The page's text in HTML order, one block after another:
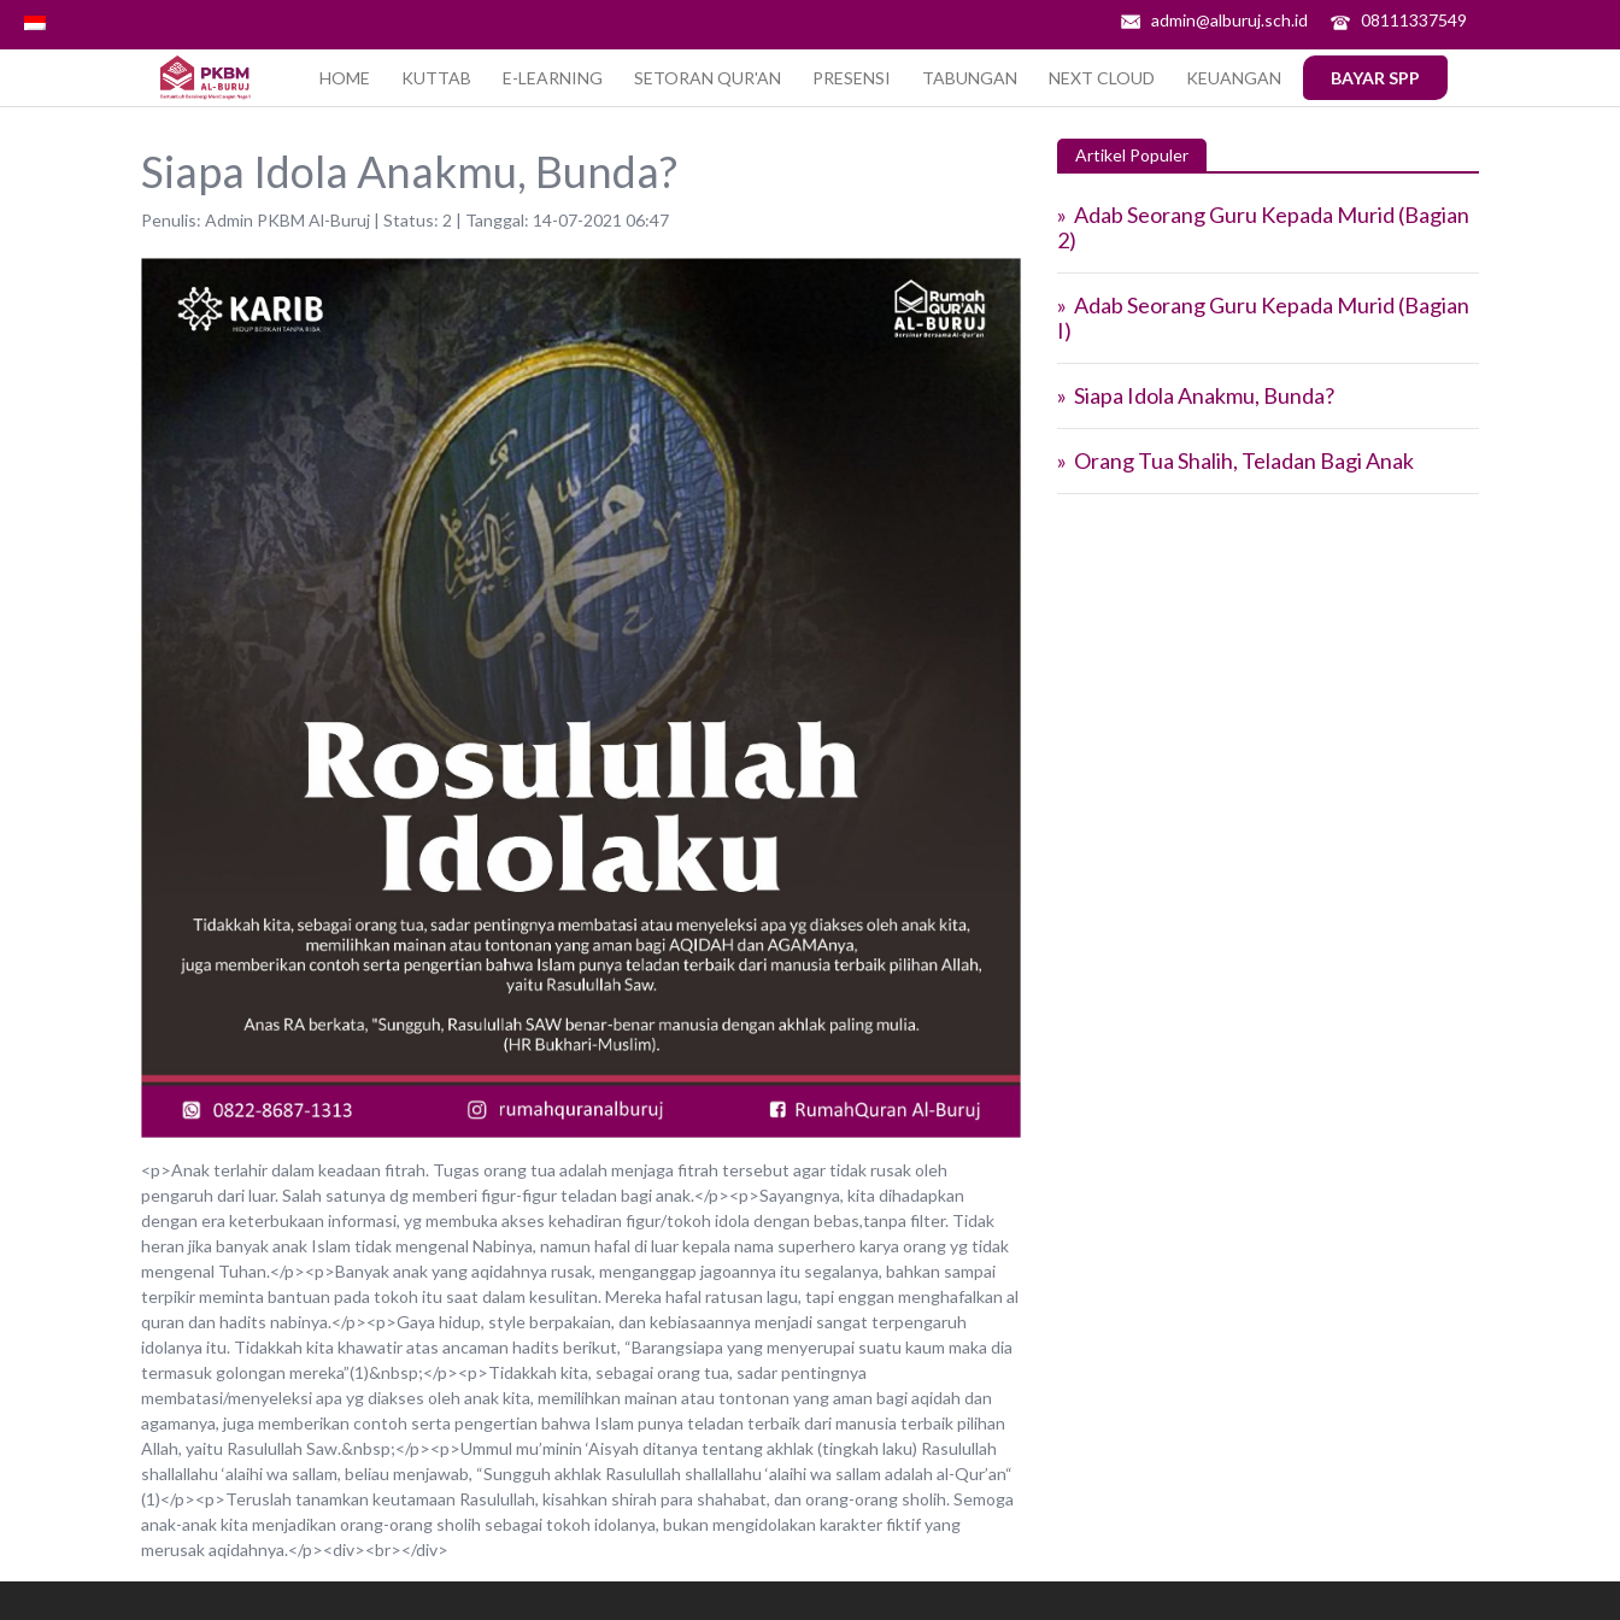
admin@alburuj.sch.id 08111337549
HOME KUTTAB E-LEARNING SETORAN QUR'AN PRESENSI TABUNGAN NEXT CLOUD KEUANGAN BAYAR SPP
Siapa Idola Anakmu, Bunda?
Penulis: Admin PKBM Al-Buruj | Status: 2 | Tanggal: 14-07-2021 06:47
<p>Anak terlahir dalam keadaan fitrah. Tugas orang tua adalah menjaga fitrah tersebut agar tidak rusak oleh
pengaruh dari luar. Salah satunya dg memberi figur-figur teladan bagi anak.</p><p>Sayangnya, kita dihadapkan
dengan era keterbukaan informasi, yg membuka akses kehadiran figur/tokoh idola dengan bebas,tanpa filter. Tidak
heran jika banyak anak Islam tidak mengenal Nabinya, namun hafal di luar kepala nama superhero karya orang yg tidak
mengenal Tuhan.</p><p>Banyak anak yang aqidahnya rusak, menganggap jagoannya itu segalanya, bahkan sampai
terpikir meminta bantuan pada tokoh itu saat dalam kesulitan. Mereka hafal ratusan lagu, tapi enggan menghafalkan al
quran dan hadits nabinya.</p><p>Gaya hidup, style berpakaian, dan kebiasaannya menjadi sangat terpengaruh
idolanya itu. Tidakkah kita khawatir atas ancaman hadits berikut, “Barangsiapa yang menyerupai suatu kaum maka dia
termasuk golongan mereka”(1)&nbsp;</p><p>Tidakkah kita, sebagai orang tua, sadar pentingnya
membatasi/menyeleksi apa yg diakses oleh anak kita, memilihkan mainan atau tontonan yang aman bagi aqidah dan
agamanya, juga memberikan contoh serta pengertian bahwa Islam punya teladan terbaik dari manusia terbaik pilihan
Allah, yaitu Rasulullah Saw.&nbsp;</p><p>Ummul mu’minin ‘Aisyah ditanya tentang akhlak (tingkah laku) Rasulullah
shallallahu ‘alaihi wa sallam, beliau menjawab, “Sungguh akhlak Rasulullah shallallahu ‘alaihi wa sallam adalah al-Qur’an“
(1)</p><p>Teruslah tanamkan keutamaan Rasulullah, kisahkan shirah para shahabat, dan orang-orang sholih. Semoga
anak-anak kita menjadikan orang-orang sholih sebagai tokoh idolanya, bukan mengidolakan karakter fiktif yang
merusak aqidahnya.</p><div><br></div>
Artikel Populer
» Adab Seorang Guru Kepada Murid (Bagian
2)
» Adab Seorang Guru Kepada Murid (Bagian
I)
» Siapa Idola Anakmu, Bunda?
» Orang Tua Shalih, Teladan Bagi Anak⁣